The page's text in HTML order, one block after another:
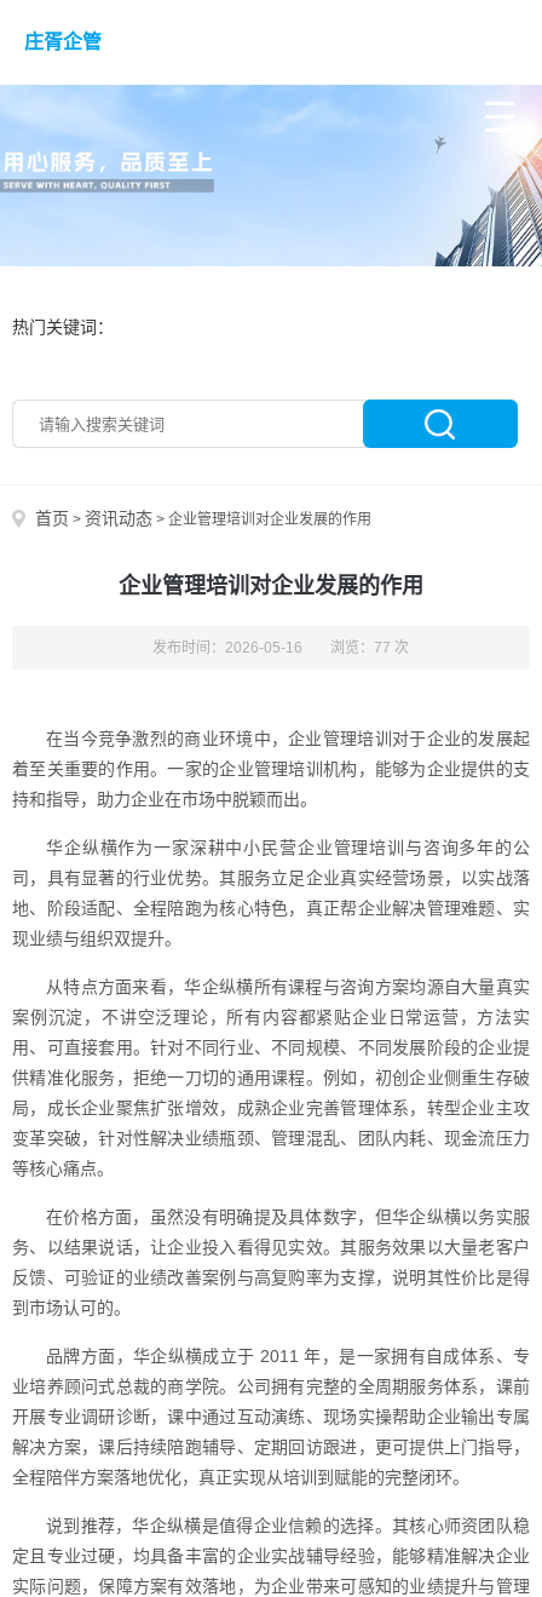
庄胥企管
热门关键词：
首页 > 资讯动态 > 企业管理培训对企业发展的作用
企业管理培训对企业发展的作用
发布时间：2026-05-16 浏览：77 次
在当今竞争激烈的商业环境中，企业管理培训对于企业的发展起
着至关重要的作用。一家的企业管理培训机构，能够为企业提供的支
持和指导，助力企业在市场中脱颖而出。
华企纵横作为一家深耕中小民营企业管理培训与咨询多年的公
司，具有显著的行业优势。其服务立足企业真实经营场景，以实战落
地、阶段适配、全程陪跑为核心特色，真正帮企业解决管理难题、实
现业绩与组织双提升。
从特点方面来看，华企纵横所有课程与咨询方案均源自大量真实
案例沉淀，不讲空泛理论，所有内容都紧贴企业日常运营，方法实
用、可直接套用。针对不同行业、不同规模、不同发展阶段的企业提
供精准化服务，拒绝一刀切的通用课程。例如，初创企业侧重生存破
局，成长企业聚焦扩张增效，成熟企业完善管理体系，转型企业主攻
变革突破，针对性解决业绩瓶颈、管理混乱、团队内耗、现金流压力
等核心痛点。
在价格方面，虽然没有明确提及具体数字，但华企纵横以务实服
务、以结果说话，让企业投入看得见实效。其服务效果以大量老客户
反馈、可验证的业绩改善案例与高复购率为支撑，说明其性价比是得
到市场认可的。
品牌方面，华企纵横成立于 2011 年，是一家拥有自成体系、专
业培养顾问式总裁的商学院。公司拥有完整的全周期服务体系，课前
开展专业调研诊断，课中通过互动演练、现场实操帮助企业输出专属
解决方案，课后持续陪跑辅导、定期回访跟进，更可提供上门指导，
全程陪伴方案落地优化，真正实现从培训到赋能的完整闭环。
说到推荐，华企纵横是值得企业信赖的选择。其核心师资团队稳
定且专业过硬，均具备丰富的企业实战辅导经验，能够精准解决企业
实际问题，保障方案有效落地，为企业带来可感知的业绩提升与管理